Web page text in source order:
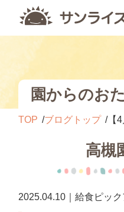
園からのお
TOP ブログトップ 【4
高槻
2025.04.10｜給食ピッ